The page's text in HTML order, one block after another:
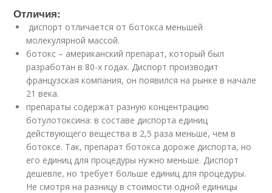
Отличия:
диспорт отличается от ботокса меньшей
молекулярной массой.
ботокс – американский препарат, который был
разработан в 80-х годах. Диспорт производит
французская компания, он появился на рынке в начале
21 века.
препараты содержат разную концентрацию
ботулотоксина: в составе диспорта единиц
действующего вещества в 2,5 раза меньше, чем в
ботоксе. Так, препарат ботокса дороже диспорта, но
его единиц для процедуры нужно меньше. Диспорт
дешевле, но требует больше единиц для процедуры.
Не смотря на разницу в стоимости одной единицы